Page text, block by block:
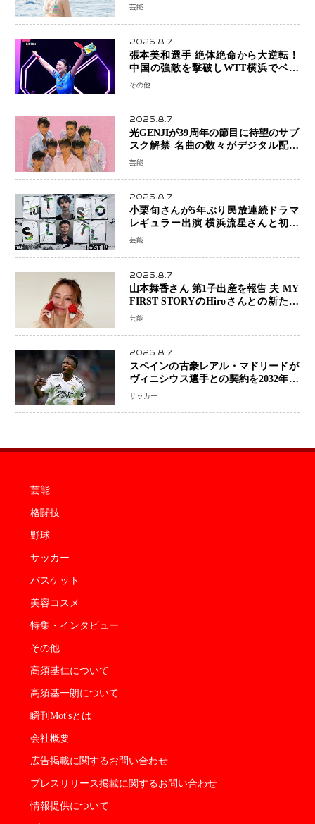
魅せる25歳の新境地
芸能
2026.8.7
張本美和選手 絶体絶命から大逆転！
中国の強敵を撃破しWTT横浜でベス
ト8進出
その他
2026.8.7
光GENJIが39周年の節目に待望のサブ
スク解禁 名曲の数々がデジタル配信
へ 40周年へ向け1年間で全作品を順次
芸能
2026.8.7
小栗旬さんが5年ぶり民放連続ドラマ
レギュラー出演 横浜流星さんと初共
演『LOST10』で異色バディ結成
芸能
2026.8.7
山本舞香さん 第1子出産を報告 夫 MY
FIRST STORYのHiroさんとの新たな
家族生活「母子ともに健康」
芸能
2026.8.7
スペインの古豪レアル・マドリードが
ヴィニシウス選手との契約を2032年ま
で延長 長期交渉が決着 年俸は約43億
サッカー
芸能
格闘技
野球
サッカー
バスケット
美容コスメ
特集・インタビュー
その他
高須基仁について
高須基一朗について
瞬刊Mot'sとは
会社概要
広告掲載に関するお問い合わせ
プレスリリース掲載に関するお問い合わせ
情報提供について